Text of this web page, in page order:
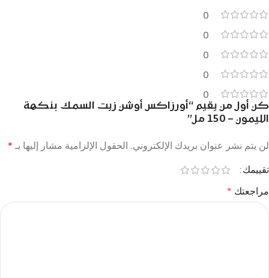
0
0
0
0
0
كن أول من يقيم “أورزاكس أوشن زيت السمك بنكهة
الليمون – 150 مل”
لن يتم نشر عنوان بريدك الإلكتروني. الحقول الإلزامية مشار إليها بـ *
تقييمك
مراجعتك *